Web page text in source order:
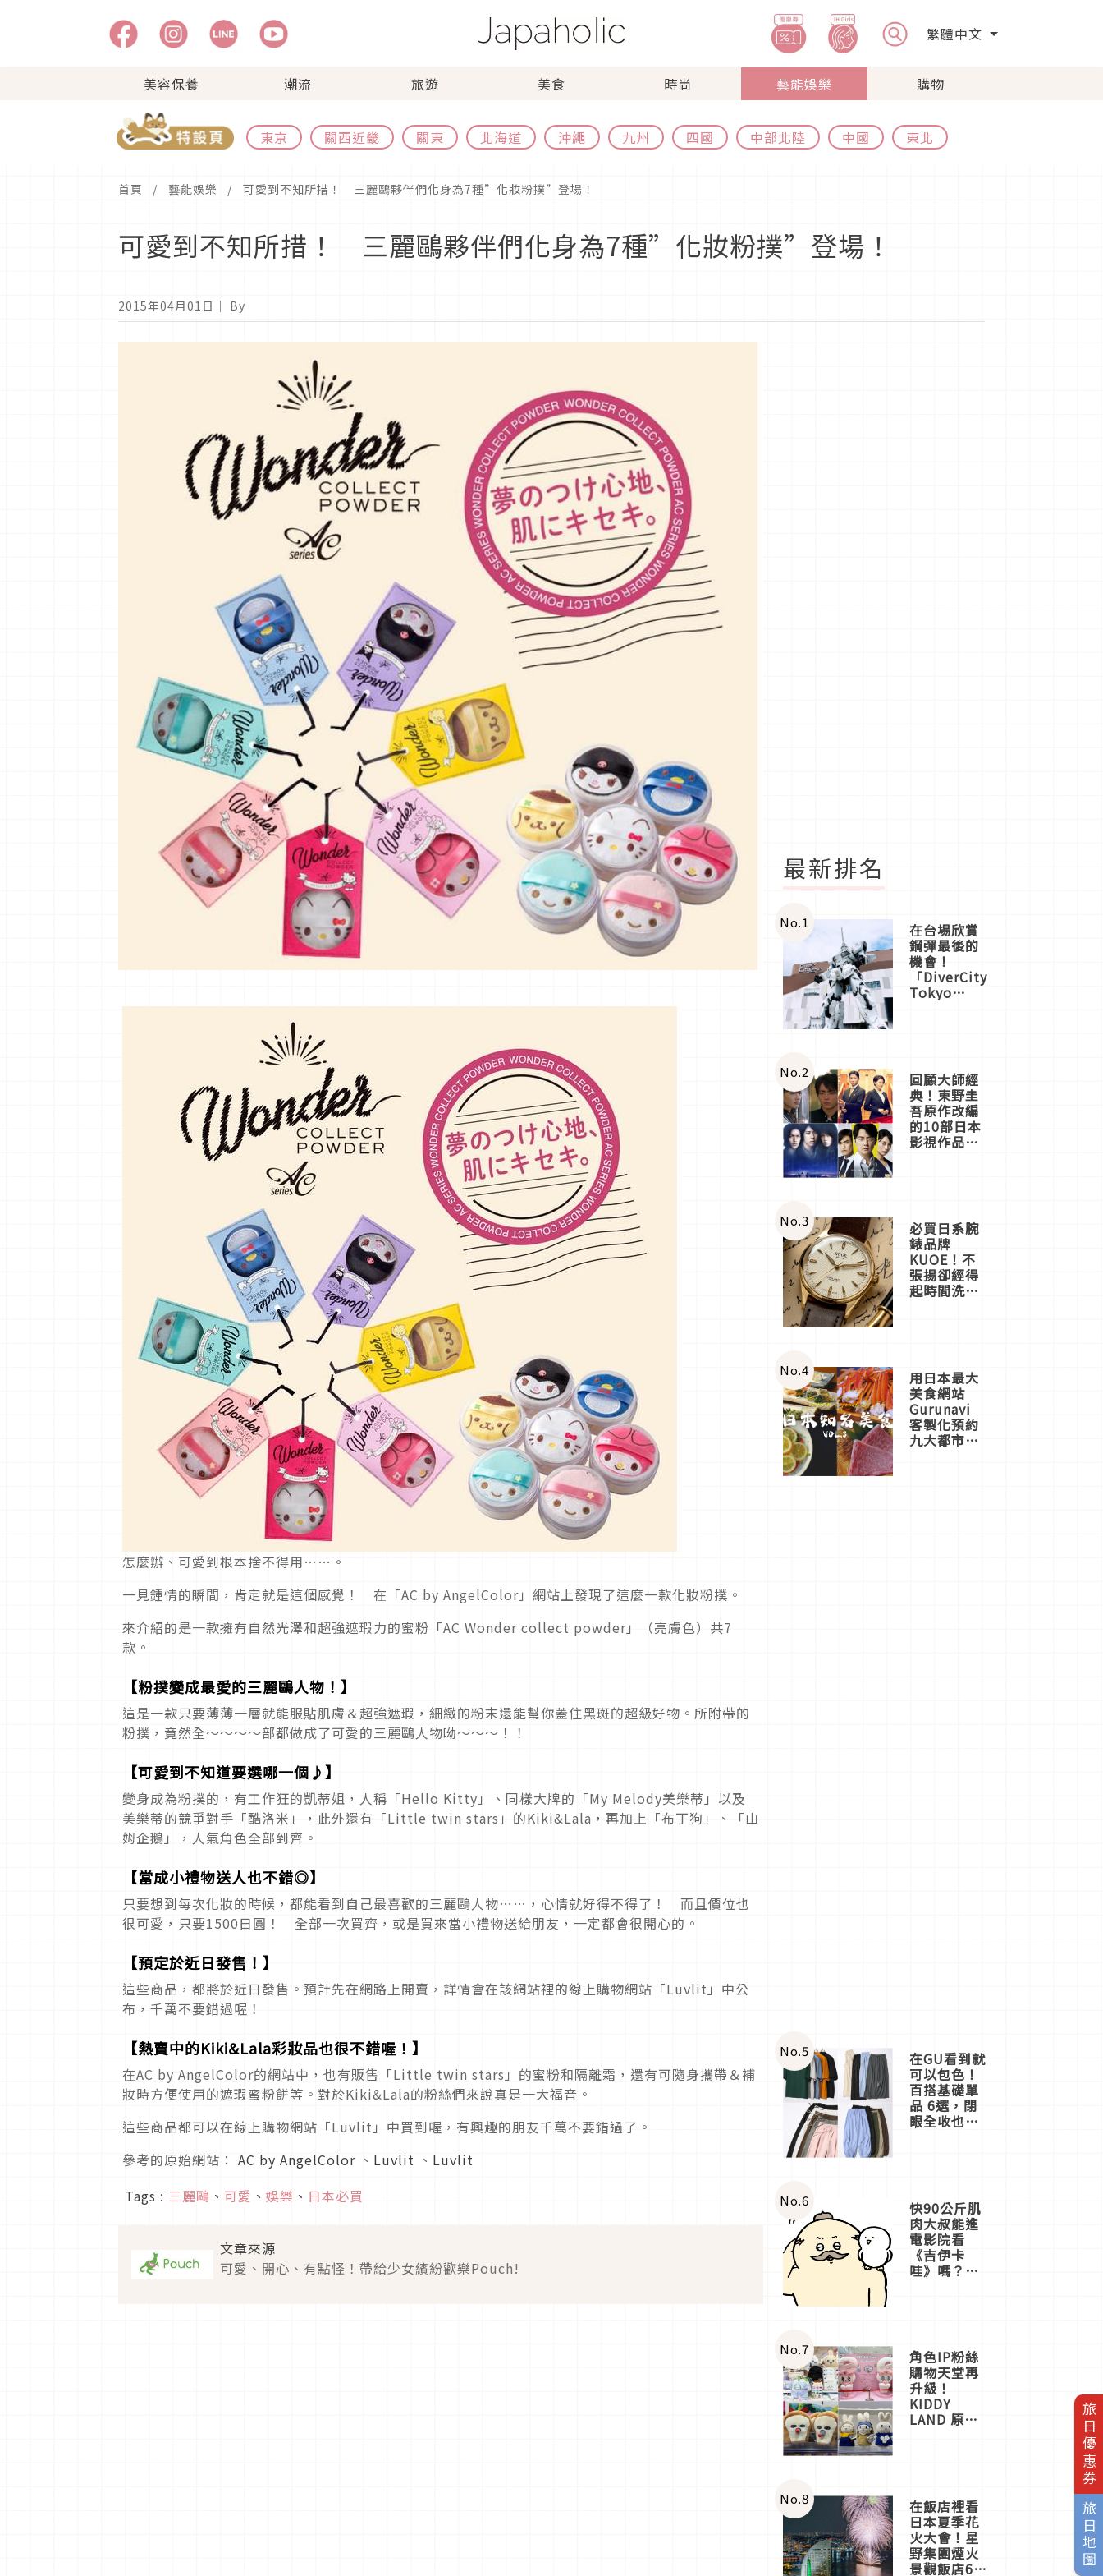
繁體中文
美容保養 潮流 旅遊 美食 時尚 藝能娛樂 購物
東京 關西近畿 關東 北海道 沖繩 九州 四國 中部北陸 中國 東北
旅日優惠券
旅日地圖
首頁 藝能娛樂 可愛到不知所措！ 三麗鷗夥伴們化身為7種”化妝粉撲”登場！
可愛到不知所措！ 三麗鷗夥伴們化身為7種”化妝粉撲”登場！
2015年04月01日 ｜ By
怎麼辦、可愛到根本捨不得用……。
一見鍾情的瞬間，肯定就是這個感覺！ 在「AC by AngelColor」網站上發現了這麼一款化妝粉撲。
來介紹的是一款擁有自然光澤和超強遮瑕力的蜜粉「AC Wonder collect powder」（亮膚色）共7
款。
【粉撲變成最愛的三麗鷗人物！】
這是一款只要薄薄一層就能服貼肌膚＆超強遮瑕，細緻的粉末還能幫你蓋住黑斑的超級好物。所附帶的
粉撲，竟然全～～～～部都做成了可愛的三麗鷗人物呦～～～！！
【可愛到不知道要選哪一個♪】
變身成為粉撲的，有工作狂的凱蒂姐，人稱「Hello Kitty」、同樣大牌的「My Melody美樂蒂」以及
美樂蒂的競爭對手「酷洛米」，此外還有「Little twin stars」的Kiki&Lala，再加上「布丁狗」、「山
姆企鵝」，人氣角色全部到齊。
【當成小禮物送人也不錯◎】
只要想到每次化妝的時候，都能看到自己最喜歡的三麗鷗人物……，心情就好得不得了！ 而且價位也
很可愛，只要1500日圓！ 全部一次買齊，或是買來當小禮物送給朋友，一定都會很開心的。
【預定於近日發售！】
這些商品，都將於近日發售。預計先在網路上開賣，詳情會在該網站裡的線上購物網站「Luvlit」中公
布，千萬不要錯過喔！
【熱賣中的Kiki&Lala彩妝品也很不錯喔！】
在AC by AngelColor的網站中，也有販售「Little twin stars」的蜜粉和隔離霜，還有可隨身攜帶＆補
妝時方便使用的遮瑕蜜粉餅等。對於Kiki&Lala的粉絲們來說真是一大福音。
這些商品都可以在線上購物網站「Luvlit」中買到喔，有興趣的朋友千萬不要錯過了。
參考的原始網站： AC by AngelColor 、 Luvlit 、 Luvlit
Tags : 三麗鷗 、 可愛 、 娛樂 、 日本必買
文章來源
可愛、開心、有點怪！帶給少女繽紛歡樂Pouch!
最新排名
No.1 在台場欣賞
鋼彈最後的
機會！
「DiverCity
Tokyo
體驗
No.2 回顧大師經
典！東野圭
吾原作改編
的10部日本
影視作品推
No.3 必買日系腕
錶品牌
KUOE！不
張揚卻經得
起時間洗鍊
No.4 用日本最大
美食網站
Gurunavi
客製化預約
九大都市餐
No.5 在GU看到就
可以包色！
百搭基礎單
品 6選，閉
眼全收也不
No.6 快90公斤肌
肉大叔能進
電影院看
《吉伊卡
哇》嗎？日
一同給出了
答案
No.7 角色IP粉絲
購物天堂再
升級！
KIDDY
LAND 原宿
店3分即達
No.8 在飯店裡看
日本夏季花
火大會！星
野集團煙火
景觀飯店6